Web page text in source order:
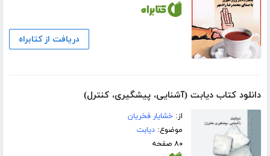
دریافت از کتابراه
دانلود کتاب دیابت (آشنایی، پیشگیری، کنترل)
از:خشایار فخریان
موضوع:دیابت
۸۰ صفحه